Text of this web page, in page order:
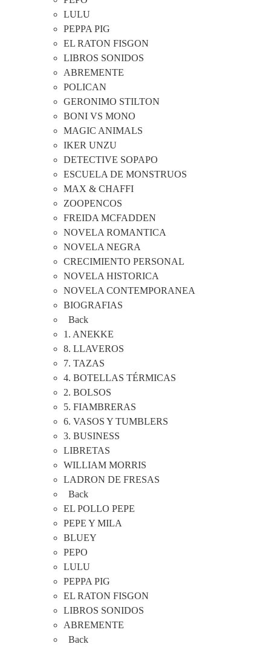
LULU
PEPPA PIG
EL RATON FISGON
LIBROS SONIDOS
ABREMENTE
POLICAN
GERONIMO STILTON
BONI VS MONO
MAGIC ANIMALS
IKER UNZU
DETECTIVE SOPAPO
ESCUELA DE MONSTRUOS
MAX & CHAFFI
ZOOPENCOS
FREIDA MCFADDEN
NOVELA ROMANTICA
NOVELA NEGRA
CRECIMIENTO PERSONAL
NOVELA HISTORICA
NOVELA CONTEMPORANEA
BIOGRAFIAS
Back
1. ANEKKE
8. LLAVEROS
7. TAZAS
4. BOTELLAS TÉRMICAS
2. BOLSOS
5. FIAMBRERAS
6. VASOS Y TUMBLERS
3. BUSINESS
LIBRETAS
WILLIAM MORRIS
LADRON DE FRESAS
Back
EL POLLO PEPE
PEPE Y MILA
BLUEY
PEPO
LULU
PEPPA PIG
EL RATON FISGON
LIBROS SONIDOS
ABREMENTE
Back